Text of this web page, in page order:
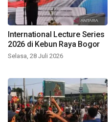
International Lecture Series
2026 di Kebun Raya Bogor
Selasa, 28 Juli 2026